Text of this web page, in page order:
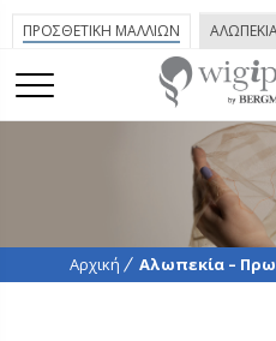
ΠΡΟΣΘΕΤΙΚΗ ΜΑΛΛΙΩΝ
Αρχική Αλωπεκία –